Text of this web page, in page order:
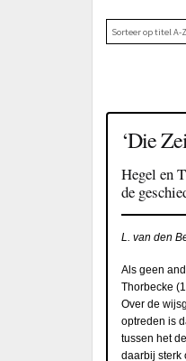
‘Die
Hegel en
de
L. van den
Als geen
Thorbecke
Over de
optreden is
tussen het
daarbij sterk